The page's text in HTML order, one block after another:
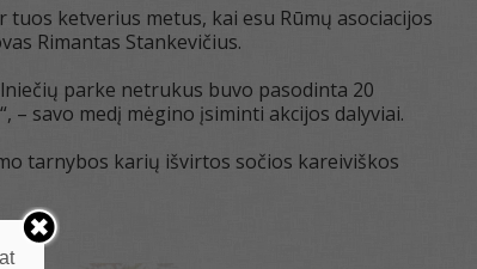
ketverius metus, kai esu Rūmų asociacijos
Rimantas Stankevičius.
parke netrukus buvo pasodinta 20
– savo medį mėgino įsiminti akcijos dalyviai.
tarnybos karių išvirtos sočios kareiviškos